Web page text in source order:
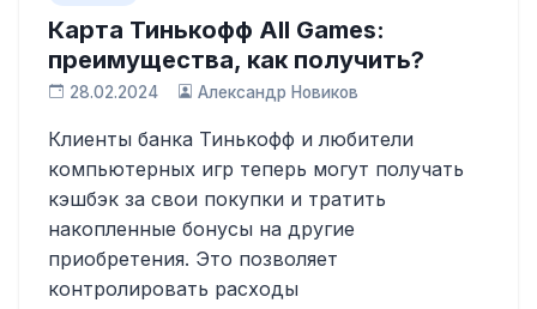
Карта Тинькофф All Games:
преимущества, как получить?
28.02.2024 Александр Новиков
Клиенты банка Тинькофф и любители
компьютерных игр теперь могут получать
кэшбэк за свои покупки и тратить
накопленные бонусы на другие
приобретения. Это позволяет
контролировать расходы